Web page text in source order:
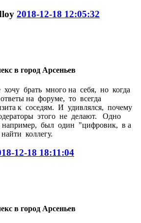
2018-12-18 12:05:32
в город Арсеньев
брать много на себя, но когда
на форуме, то всегда
к соседям. И удивлялся, почему
этого не делают. Одно
например, был один "цифровик, в а
коллегу.
12-18 18:11:04
в город Арсеньев